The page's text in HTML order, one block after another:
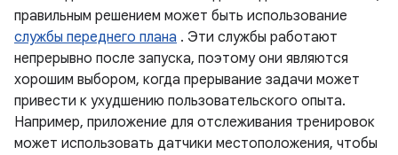
правильным решением может быть использование
службы переднего плана . Эти службы работают
непрерывно после запуска, поэтому они являются
хорошим выбором, когда прерывание задачи может
привести к ухудшению пользовательского опыта.
Например, приложение для отслеживания тренировок
может использовать датчики местоположения, чтобы